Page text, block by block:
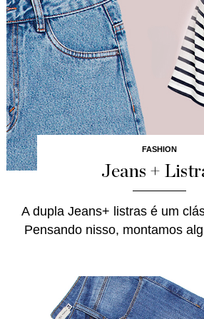
FASHION
Jeans +
A dupla Jeans+ listras é um
Pensando nisso, montamos